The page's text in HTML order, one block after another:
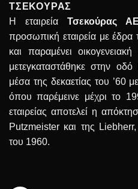
ΤΣΕΚΟΥΡΑΣ
Η εταιρεία Τσεκούρας ΑΕ
προσωπική εταιρεία με
και παραμένει
μετεγκαταστάθηκε στην
μέσα της δεκαετίας του ’60
όπου παρέμεινε μέχρι το
εταιρείας αποτελεί η
Putzmeister και της
του 1960.